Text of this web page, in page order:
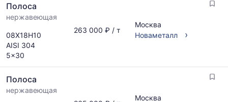
Полоса
нержавеющая
08Х18Н10
AISI 304
5x30
263 000 ₽ / т
Москва
Новаметалл
›
Полоса
нержавеющая
Москва